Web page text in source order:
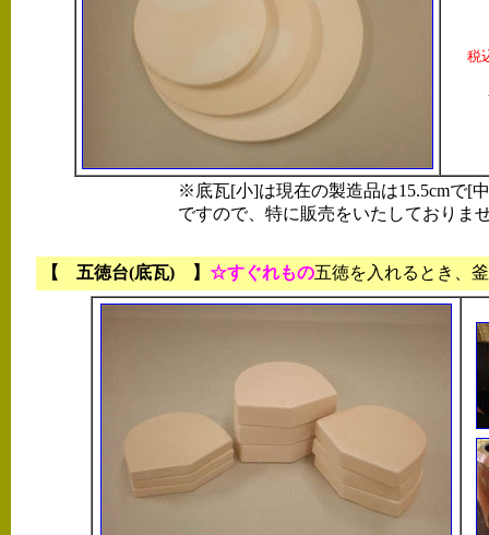
税
※底瓦[小]は現在の製造品は15.5cmで[
ですので、特に販売をいたしておりま
【 五徳台(底瓦) 】 ☆すぐれもの五徳を入れるとき、